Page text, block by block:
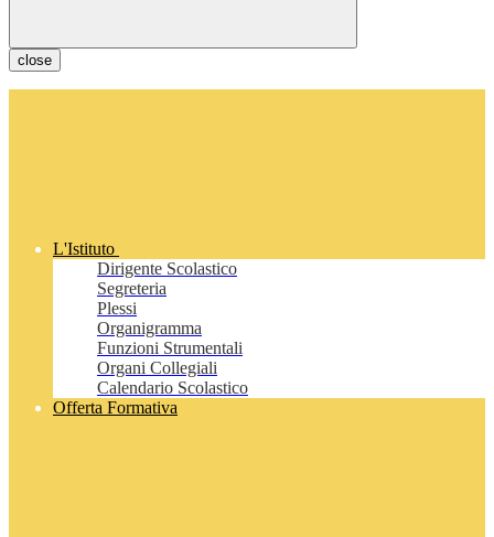
close
L'Istituto
Dirigente Scolastico
Segreteria
Plessi
Organigramma
Funzioni Strumentali
Organi Collegiali
Calendario Scolastico
Offerta Formativa